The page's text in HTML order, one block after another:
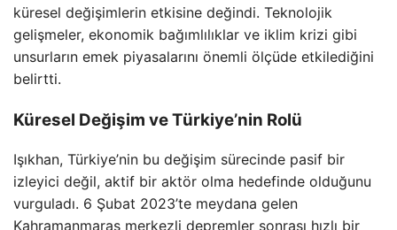
küresel değişimlerin etkisine değindi. Teknolojik
gelişmeler, ekonomik bağımlılıklar ve iklim krizi gibi
unsurların emek piyasalarını önemli ölçüde etkilediğini
belirtti.
Küresel Değişim ve Türkiye’nin Rolü
Işıkhan, Türkiye’nin bu değişim sürecinde pasif bir
izleyici değil, aktif bir aktör olma hedefinde olduğunu
vurguladı. 6 Şubat 2023’te meydana gelen
Kahramanmaraş merkezli depremler sonrası hızlı bir